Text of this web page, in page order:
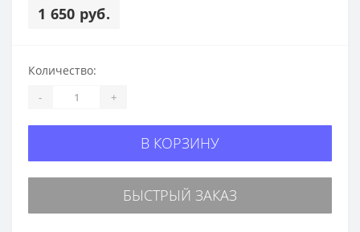
1 650 руб.
Количество:
- +
В КОРЗИНУ
БЫСТРЫЙ ЗАКАЗ